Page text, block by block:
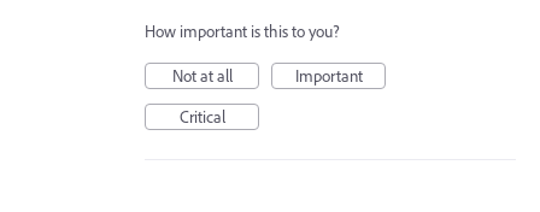
How important is this to you?
Not at all
Important
Critical